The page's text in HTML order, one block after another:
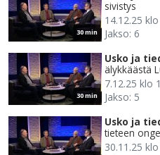
30 min
sivistys
14.12.25
Jakso: 6
30 min
Usko ja
älykkäästä
7.12.25 klo
Jakso: 5
Usko ja
tieteen
30.11.25